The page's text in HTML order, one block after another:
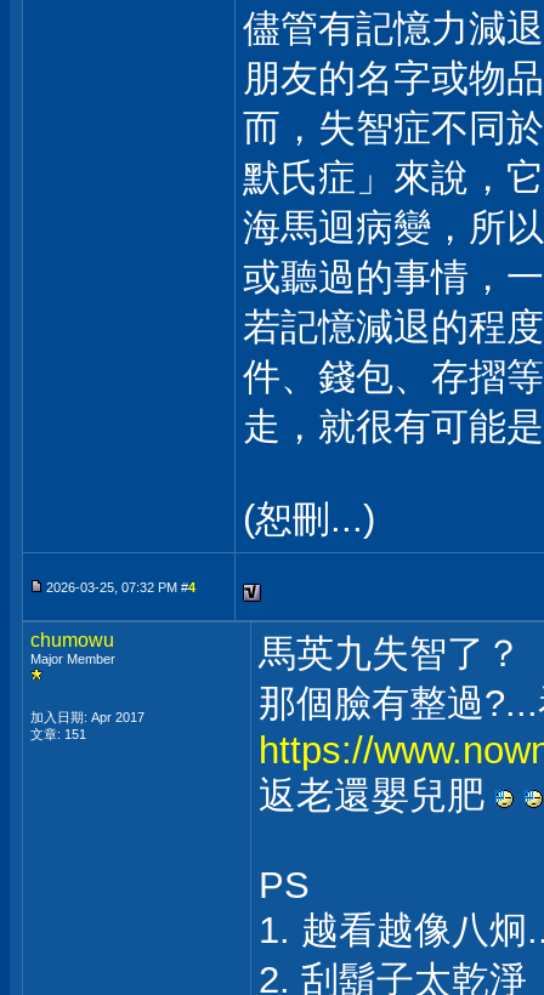
儘管有記憶力減
朋友的名字或物
而，失智症不同
默氏症」來說，
海馬迴病變，所
或聽過的事情，
若記憶減退的程
件、錢包、存摺
走，就很有可能
(恕刪...)
2026-03-25, 07:32 PM #4
chumowu
Major Member
加入日期: Apr 2017
文章: 151
馬英九失智了？
那個臉有整過
https://
返老還嬰兒肥
PS
1. 越看越像八炯
2. 刮鬍子太乾淨